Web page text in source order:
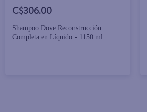
C$306.00
Shampoo Dove Reconstrucción
Completa en Líquido - 1150 ml